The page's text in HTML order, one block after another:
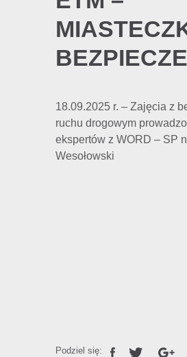
18.09.2025 r. – Zajęcia z
ruchu drogowym
ekspertów z WORD – SP
Wesołowski
Podziel się: